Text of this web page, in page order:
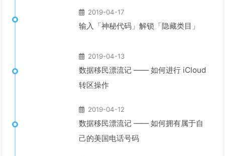
2019-04-17
输入「神秘代码」解锁「隐藏类目」
2019-04-13
数据移民漂流记 —— 如何进行 iCloud
转区操作
2019-04-12
数据移民漂流记 —— 如何拥有属于自
己的美国电话号码